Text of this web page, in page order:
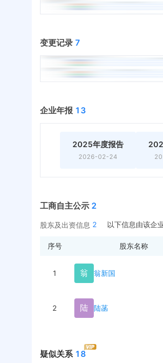
变更记录 7
企业年报 13
2025年度报告
2026-02-24
工商自主公示 2
股东及出资信息 2 以下信息由该企
序号 股东名称
1 翁 翁新国
2 陆 陆菡
疑似关系 18